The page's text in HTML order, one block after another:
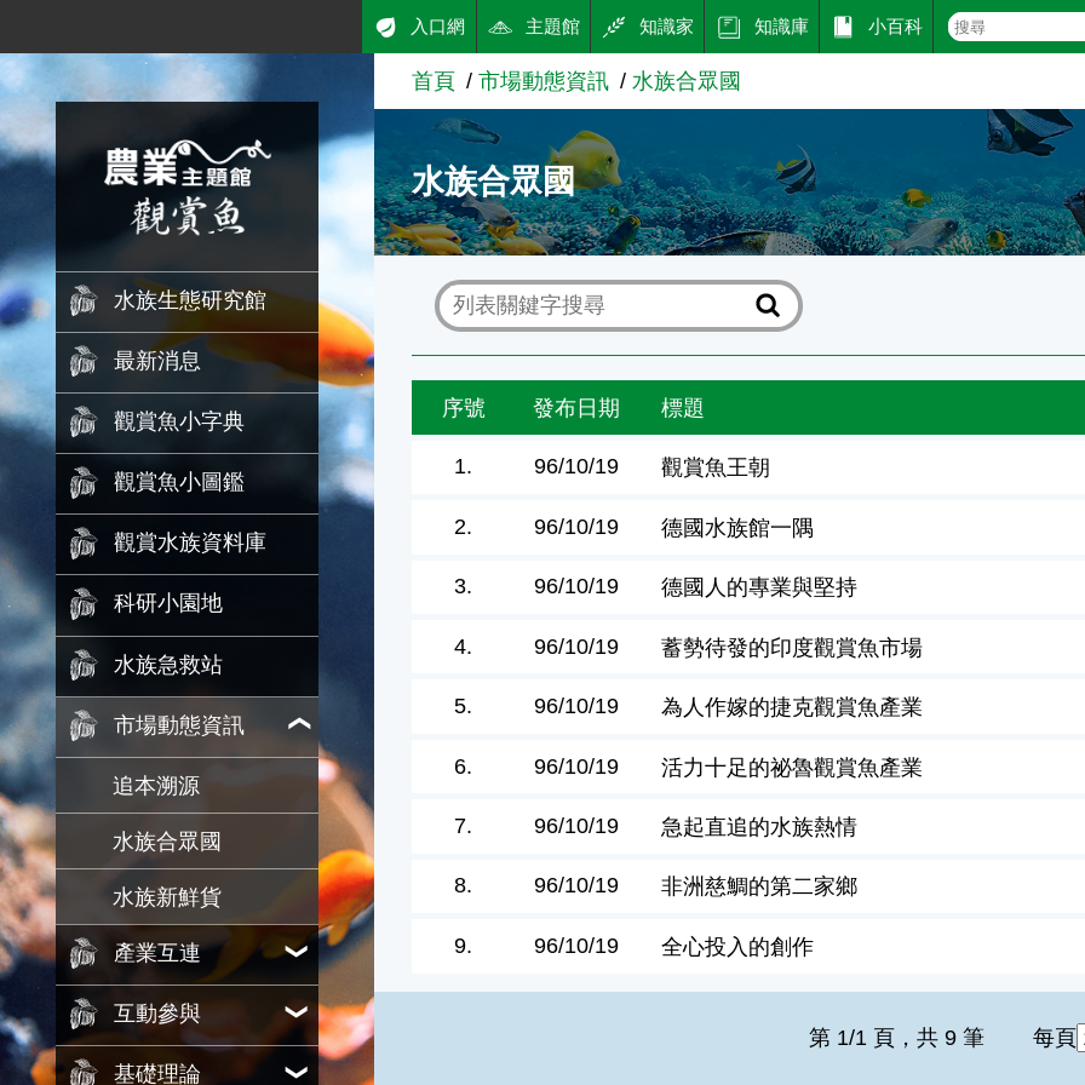
跳到主要內容
農業知識入口網
水族生態研究館
最新消息
觀賞魚小字典
觀賞魚小圖鑑
觀賞水族資料庫
科研小園地
水族急救站
市場動態資訊
追本溯源
水族合眾國
水族新鮮貨
產業互連
互動參與
基礎理論
入口網 主題館 知識家 知識庫 小百科
首頁 市場動態資訊 水族合眾國
水族合眾國
序號 發布日期 標題
1. 96/10/19 觀賞魚王朝
2. 96/10/19 德國水族館一隅
3. 96/10/19 德國人的專業與堅持
4. 96/10/19 蓄勢待發的印度觀賞魚市場
5. 96/10/19 為人作嫁的捷克觀賞魚產業
6. 96/10/19 活力十足的祕魯觀賞魚產業
7. 96/10/19 急起直追的水族熱情
8. 96/10/19 非洲慈鯛的第二家鄉
9. 96/10/19 全心投入的創作
第 1/1 頁，共 9 筆 每頁